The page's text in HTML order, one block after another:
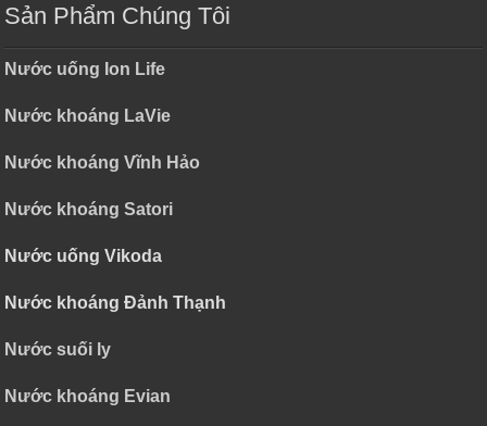
Sản Phẩm Chúng Tôi
Nước uống Ion Life
Nước khoáng LaVie
Nước khoáng Vĩnh Hảo
Nước khoáng Satori
Nước uống Vikoda
Nước khoáng Đảnh Thạnh
Nước suối ly
Nước khoáng Evian